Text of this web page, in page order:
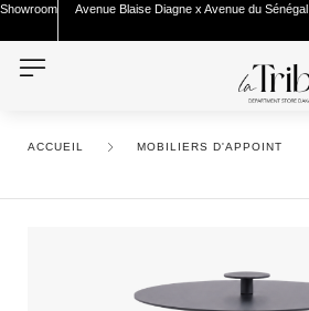
Showroom Avenue Blaise Diagne x Avenue du Sénégal
ACCUEIL MOBILIERS D'APPOINT